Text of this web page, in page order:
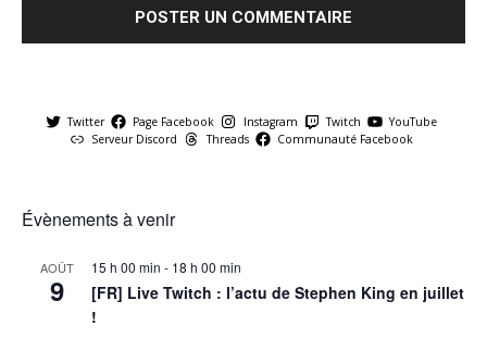
Twitter Page Facebook Instagram Twitch
YouTube
Serveur Discord
Threads Communauté Facebook
Évènements à venir
AOÛT
9
15 h 00 min - 18 h 00 min
[FR] Live Twitch : l’actu de Stephen King en juillet
!